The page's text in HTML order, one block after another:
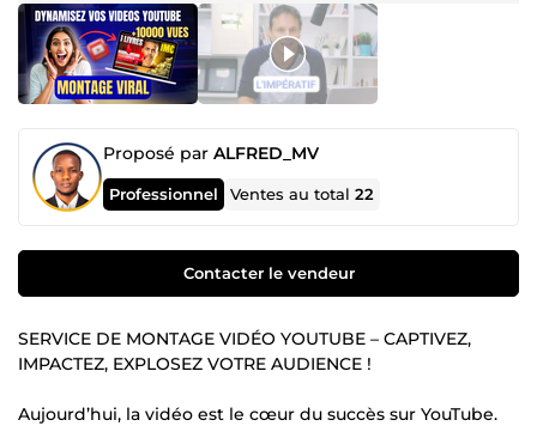
Proposé par ALFRED_MV
Professionnel Ventes au total22
Contacter le vendeur
SERVICE DE MONTAGE VIDÉO YOUTUBE – CAPTIVEZ,
IMPACTEZ, EXPLOSEZ VOTRE AUDIENCE !
Aujourd’hui, la vidéo est le cœur du succès sur YouTube.